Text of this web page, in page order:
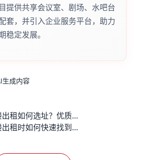
提供共享会议室、剧场、水吧台
套，并引入企业服务平台，助力
稳定发展。
生成内容
商业写字楼出租如何选址？优质办公空间如何提升企业形象？
北京写字楼出租时如何快速找到性价比高的办公空间？